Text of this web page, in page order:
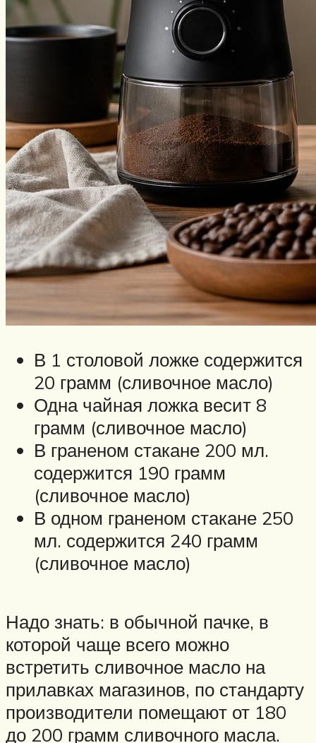
В 1 столовой ложке содержится
20 грамм (сливочное масло)
Одна чайная ложка весит 8
грамм (сливочное масло)
В граненом стакане 200 мл.
содержится 190 грамм
(сливочное масло)
В одном граненом стакане 250
мл. содержится 240 грамм
(сливочное масло)
Надо знать: в обычной пачке, в
которой чаще всего можно
встретить сливочное масло на
прилавках магазинов, по стандарту
производители помещают от 180
до 200 грамм сливочного масла.